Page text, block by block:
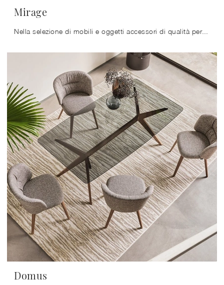
Mirage
Nella selezione di mobili e oggetti accessori di qualità per la casa, è imprescindibile affiancare in un perfetto equilibrio le doti di estetica e di ...
Domus